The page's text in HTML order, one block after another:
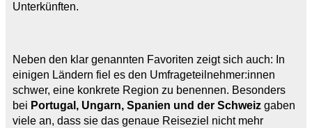
Unterkünften.
Neben den klar genannten Favoriten zeigt sich auch: In
einigen Ländern fiel es den Umfrageteilnehmer:innen
schwer, eine konkrete Region zu benennen. Besonders
bei Portugal, Ungarn, Spanien und der Schweiz gaben
viele an, dass sie das genaue Reiseziel nicht mehr